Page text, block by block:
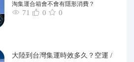
淘集運合箱會不會有隱形消費？
71 0 0
大陸到台灣集運時效多久？空運 /